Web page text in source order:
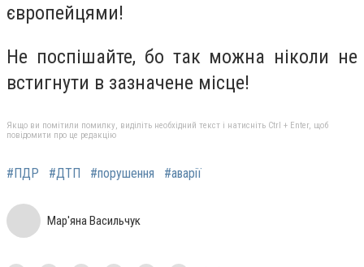
європейцями!
Не поспішайте, бо так можна ніколи не
встигнути в зазначене місце!
Якщо ви помітили помилку, виділіть необхідний текст і натисніть Ctrl + Enter, щоб
повідомити про це редакцію
#ПДР #ДТП #порушення #аварії
Мар'яна Васильчук